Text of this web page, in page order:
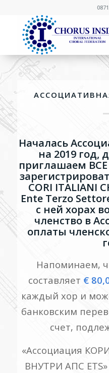
Началась
на 2019 год,
приглашаем
CORI ITALIANI
Ente Terzo
с ней хорах
членство в
оплаты
Напоминаем,
составляет €
каждый хор и
банковским
счет,
«Ассоциация
ВНУТРИ АПС ETS»